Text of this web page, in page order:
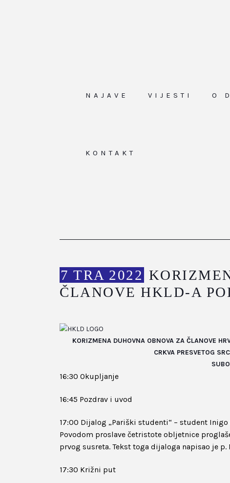
NAJAVE VIJESTI O
KONTAKT
7 TRA 2022
ČLANOVE HKLD-A
KORIZMENA DUHOVNA OBNOVA ZA ČLANOVE
CRKVA PRESVETOG
16:30 Okupljanje
16:45 Pozdrav i uvod
17:00 Dijalog „Pariški studenti“ – student
Povodom proslave četristote obljetnice
prvog susreta. Tekst toga dijaloga napisao je
17:30 Križni put